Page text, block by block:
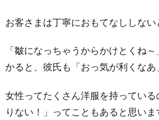
お客さまは丁寧におもてなししない
「皺になっちゃうからかけとくね
かると、彼氏も「おっ気が利くなあ
女性ってたくさん洋服を持ってい
りない！」ってこともあると思いま